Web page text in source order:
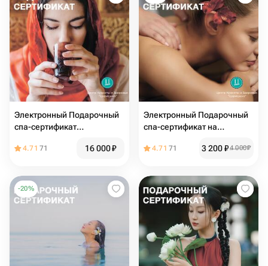
Электронный Подарочный
спа-сертификат
4.71 71 16 000₽
Электронный Подарочный
спа-сертификат на
минут
4.71 71 3 200₽4 000₽
-20%